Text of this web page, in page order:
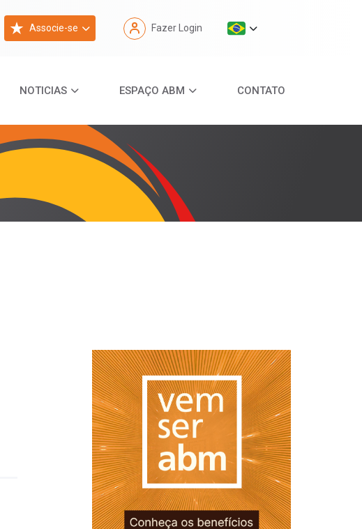
Associe-se Fazer Login
NOTICIAS ESPAÇO ABM CONTATO